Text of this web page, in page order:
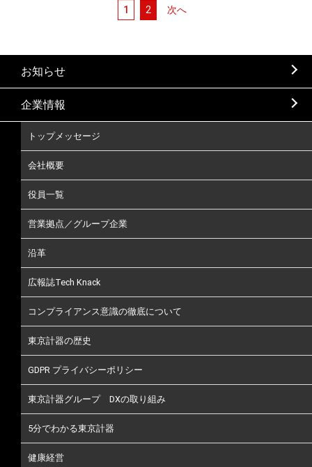
1 2 次へ
お知らせ
企業情報
トップメッセージ
会社概要
役員一覧
営業拠点／グループ企業
沿革
広報誌Tech Knack
コンプライアンス意識の徹底について
東京計器の歴史
GDPR プライバシーポリシー
東京計器グループ DXの取り組み
5分でわかる東京計器
健康経営